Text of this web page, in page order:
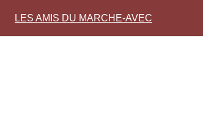
LES AMIS DU MARCHE-AVEC